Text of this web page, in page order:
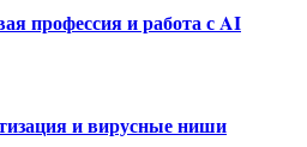
профессия и работа с AI
и вирусные ниши